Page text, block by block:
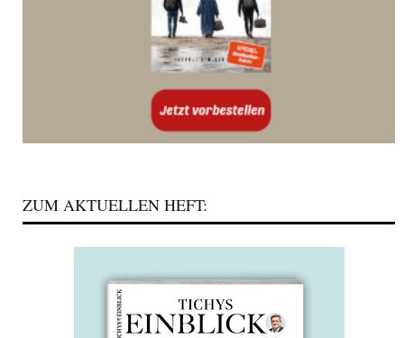
ZUM AKTUELLEN HEFT: